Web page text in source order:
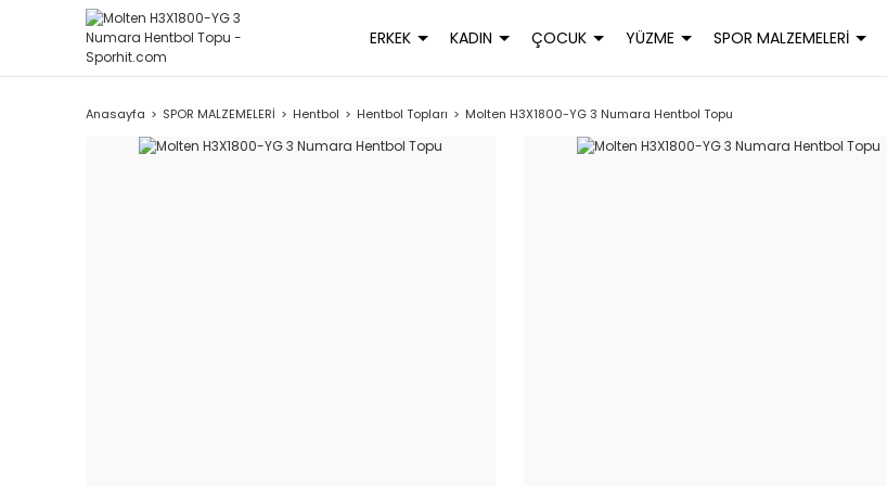
ERKEK KADIN ÇOCUK YÜZME SPOR MALZEMELERİ
Anasayfa SPOR MALZEMELERİ Hentbol Hentbol Topları Molten H3X1800-YG 3 Numara Hentbol Topu